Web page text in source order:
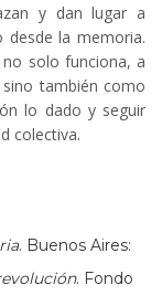
y dan lugar a
desde la memoria.
solo funciona, a
también como
lo dado y seguir
colectiva.
. Buenos Aires:
. Fondo